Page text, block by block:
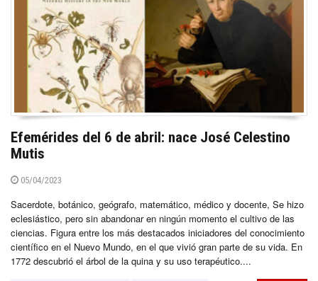
Efemérides del 6 de abril: nace José Celestino
Mutis
05/04/2023
Sacerdote, botánico, geógrafo, matemático, médico y docente, Se hizo
eclesiástico, pero sin abandonar en ningún momento el cultivo de las
ciencias. Figura entre los más destacados iniciadores del conocimiento
científico en el Nuevo Mundo, en el que vivió gran parte de su vida. En
1772 descubrió el árbol de la quina y su uso terapéutico....